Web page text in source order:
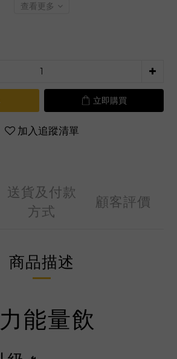
查看更多
立即購買
加入追蹤清單
送貨及付款
方式
顧客評價
商品描述
能量飲